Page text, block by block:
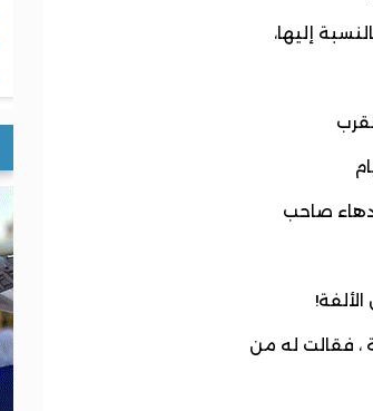
إليها،
دهاء صاحب
، فقالت له من